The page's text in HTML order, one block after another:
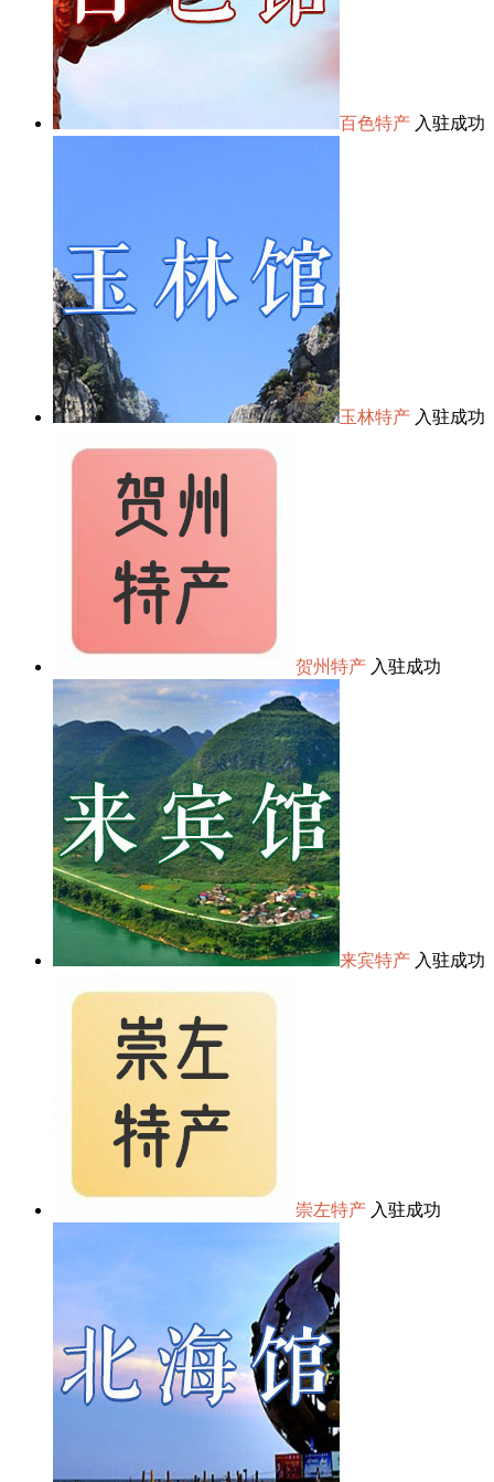
百色特产 入驻成功
玉林特产 入驻成功
贺州特产 入驻成功
来宾特产 入驻成功
崇左特产 入驻成功